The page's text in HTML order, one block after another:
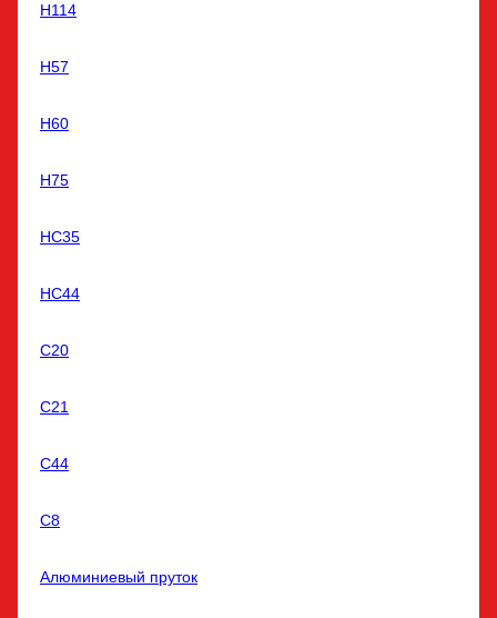
Н114
Н57
Н60
Н75
НС35
НС44
С20
С21
С44
С8
Алюминиевый пруток